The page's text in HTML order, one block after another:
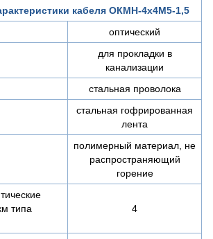
кабеля ОКМН-4х4М5-1,5
оптический
для прокладки в
канализации
стальная проволока
стальная гофрированная
лента
полимерный материал, не
распространяющий
горение
типа
4